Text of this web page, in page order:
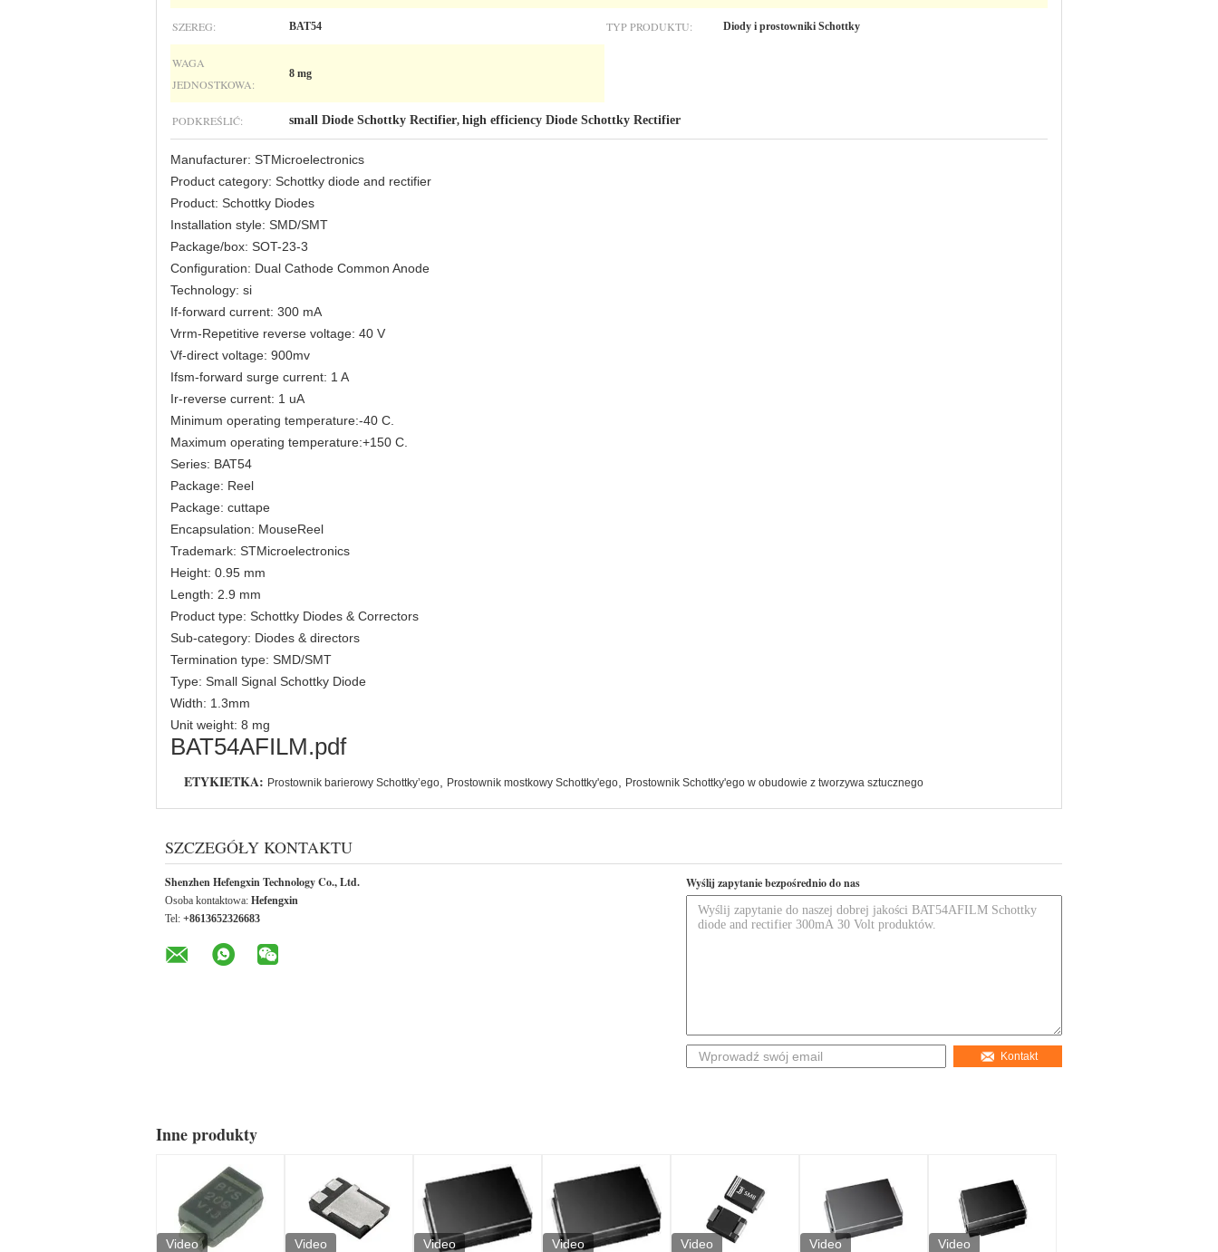
SZEREG: BAT54 TYP PRODUKTU: Diody i prostowniki Schottky
WAGA
JEDNOSTKOWA:
8 mg
PODKREŚLIĆ: small Diode Schottky Rectifier, high efficiency Diode Schottky Rectifier
Manufacturer: STMicroelectronics
Product category: Schottky diode and rectifier
Product: Schottky Diodes
Installation style: SMD/SMT
Package/box: SOT-23-3
Configuration: Dual Cathode Common Anode
Technology: si
If-forward current: 300 mA
Vrrm-Repetitive reverse voltage: 40 V
Vf-direct voltage: 900mv
Ifsm-forward surge current: 1 A
Ir-reverse current: 1 uA
Minimum operating temperature:-40 C.
Maximum operating temperature:+150 C.
Series: BAT54
Package: Reel
Package: cuttape
Encapsulation: MouseReel
Trademark: STMicroelectronics
Height: 0.95 mm
Length: 2.9 mm
Product type: Schottky Diodes & Correctors
Sub-category: Diodes & directors
Termination type: SMD/SMT
Type: Small Signal Schottky Diode
Width: 1.3mm
Unit weight: 8 mg
BAT54AFILM.pdf
ETYKIETKA: Prostownik barierowy Schottky’ego Prostownik mostkowy Schottky'ego Prostownik Schottky'ego w obudowie z tworzywa sztucznego
SZCZEGÓŁY KONTAKTU
Shenzhen Hefengxin Technology Co., Ltd.
Osoba kontaktowa: Hefengxin
Tel: +8613652326683
Wyślij zapytanie bezpośrednio do nas
Kontakt
Inne produkty
Video Video Video Video Video Video Video